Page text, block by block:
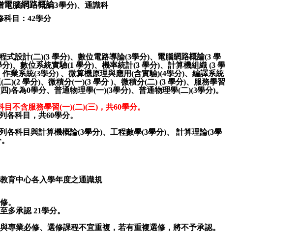
電腦網路概論3學分)、通識科
科目：42學分
式設計(二)(3學分)、數位電路導論(3學分)、 電腦網路概論(3學
分)、數位系統實驗(1學分)、機率統計(3學分)、計算機組織 (3學
作業系統(3學分) 、微算機原理與應用(含實驗)(4學分)、編譯系統
(二)(2學分)、微積分(一)(3學分)、微積分(二) (3學分)、服務學習
四)各為0學分、普通物理學(一)(3學分)、普通物理學(二)(3學分)。
目不含服務學習(一)(二)(三) ，共60學分。
各科目，共60學分。
各科目與計算機概論(3學分)、工程數學(3學分)、 計算理論(3學
教育中心各入學年度之通識規
。
多承認 21學分。
專業必修、選修課程不宜重複，若有重複選修，將不予承認。